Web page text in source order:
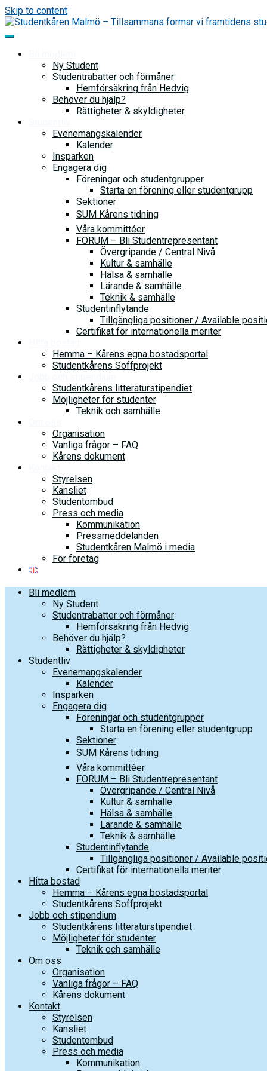
Skip to content
Ny Student
Studentrabatter och förmåner
Hemförsäkring från Hedvig
Behöver du hjälp?
Rättigheter & skyldigheter
Evenemangskalender
Kalender
Insparken
Engagera dig
Föreningar och studentgrupper
Starta en förening eller studentgrupp
Sektioner
SUM Kårens tidning
Våra kommittéer
FORUM – Bli Studentrepresentant
Övergripande / Central Nivå
Kultur & samhälle
Hälsa & samhälle
Lärande & samhälle
Teknik & samhälle
Studentinflytande
Tillgängliga positioner / Available
Certifikat för internationella meriter
Hemma – Kårens egna bostadsportal
Studentkårens Soffprojekt
Studentkårens litteraturstipendiet
Möjligheter för studenter
Teknik och samhälle
Organisation
Vanliga frågor – FAQ
Kårens dokument
Styrelsen
Kansliet
Studentombud
Press och media
Kommunikation
Pressmeddelanden
Studentkåren Malmö i media
För företag
Bli medlem
Ny Student
Studentrabatter och förmåner
Hemförsäkring från Hedvig
Behöver du hjälp?
Rättigheter & skyldigheter
Studentliv
Evenemangskalender
Kalender
Insparken
Engagera dig
Föreningar och studentgrupper
Starta en förening eller studentgrupp
Sektioner
SUM Kårens tidning
Våra kommittéer
FORUM – Bli Studentrepresentant
Övergripande / Central Nivå
Kultur & samhälle
Hälsa & samhälle
Lärande & samhälle
Teknik & samhälle
Studentinflytande
Tillgängliga positioner / Available
Certifikat för internationella meriter
Hitta bostad
Hemma – Kårens egna bostadsportal
Studentkårens Soffprojekt
Jobb och stipendium
Studentkårens litteraturstipendiet
Möjligheter för studenter
Teknik och samhälle
Om oss
Organisation
Vanliga frågor – FAQ
Kårens dokument
Kontakt
Styrelsen
Kansliet
Studentombud
Press och media
Kommunikation